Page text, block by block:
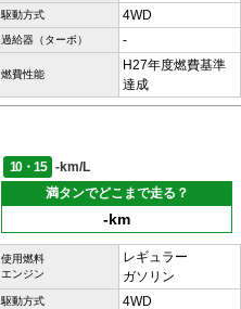
駆動方式 4WD
過給器（ターボ） -
燃費性能
H27年度燃費基準
達成
10・15
-km/L
満タンでどこまで走る？
-km
使用燃料
エンジン
レギュラー
ガソリン
駆動方式 4WD